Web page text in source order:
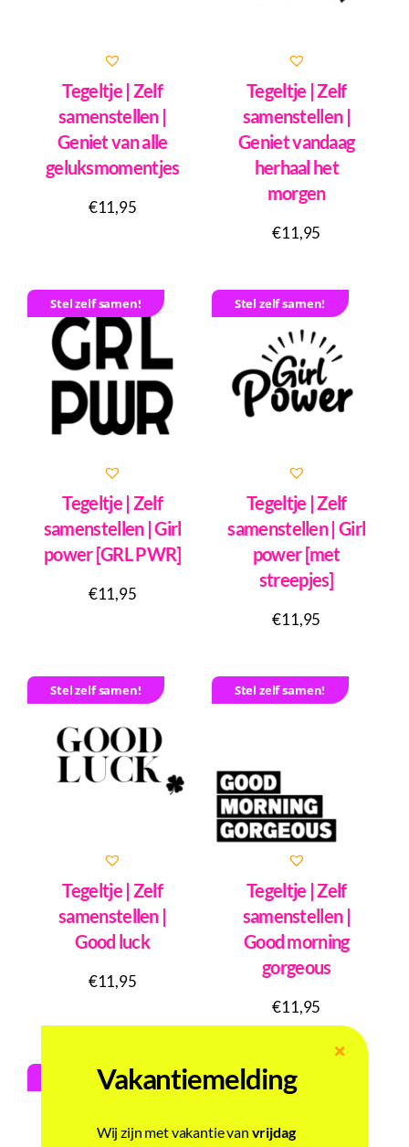
Tegeltje | Zelf
samenstellen |
Geniet van alle
geluksmomentjes
€11,95
Tegeltje | Zelf
samenstellen |
Geniet vandaag
herhaal het
morgen
€11,95
Stel zelf samen!
Tegeltje | Zelf
samenstellen | Girl
power [GRL PWR]
€11,95
Stel zelf samen!
Tegeltje | Zelf
samenstellen | Girl
power [met
streepjes]
€11,95
Stel zelf samen!
Tegeltje | Zelf
samenstellen |
Good luck
€11,95
Stel zelf samen!
Tegeltje | Zelf
samenstellen |
Good morning
gorgeous
€11,95
Stel zelf samen! Stel zelf samen!
Vakantiemelding
Wij zijn met vakantie van vrijdag